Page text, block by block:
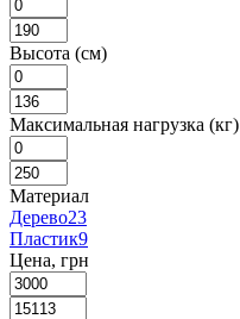
Высота (см)
Максимальная нагрузка (кг)
Материал
Дерево23
Пластик9
Цена, грн